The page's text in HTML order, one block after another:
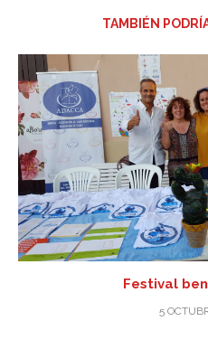
TAMBIÉN
Festival
5